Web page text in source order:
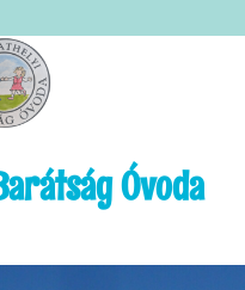
Óvoda